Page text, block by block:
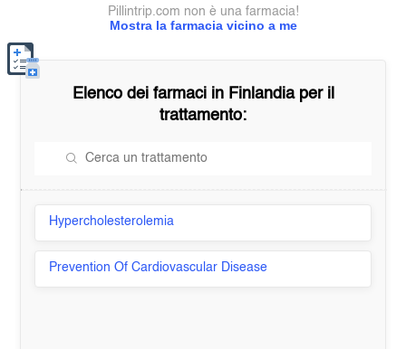
Mostra la farmacia vicino a me
Pillintrip.com non è una farmacia!
Elenco dei farmaci in Finlandiaper il
trattamento:
Hypercholesterolemia
Prevention Of Cardiovascular Disease